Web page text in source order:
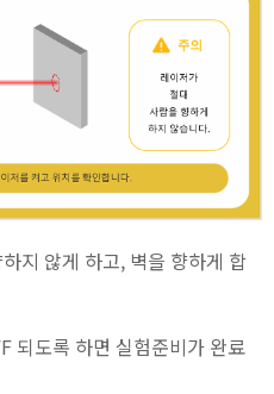
지 않게 하고, 벽을 향하게 합
되도록 하면 실험준비가 완료